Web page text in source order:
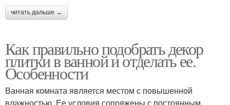
читать дальше →
Как правильно подобрать декор
плитки в ванной и отделать ее.
Особенности
Ванная комната является местом с повышенной